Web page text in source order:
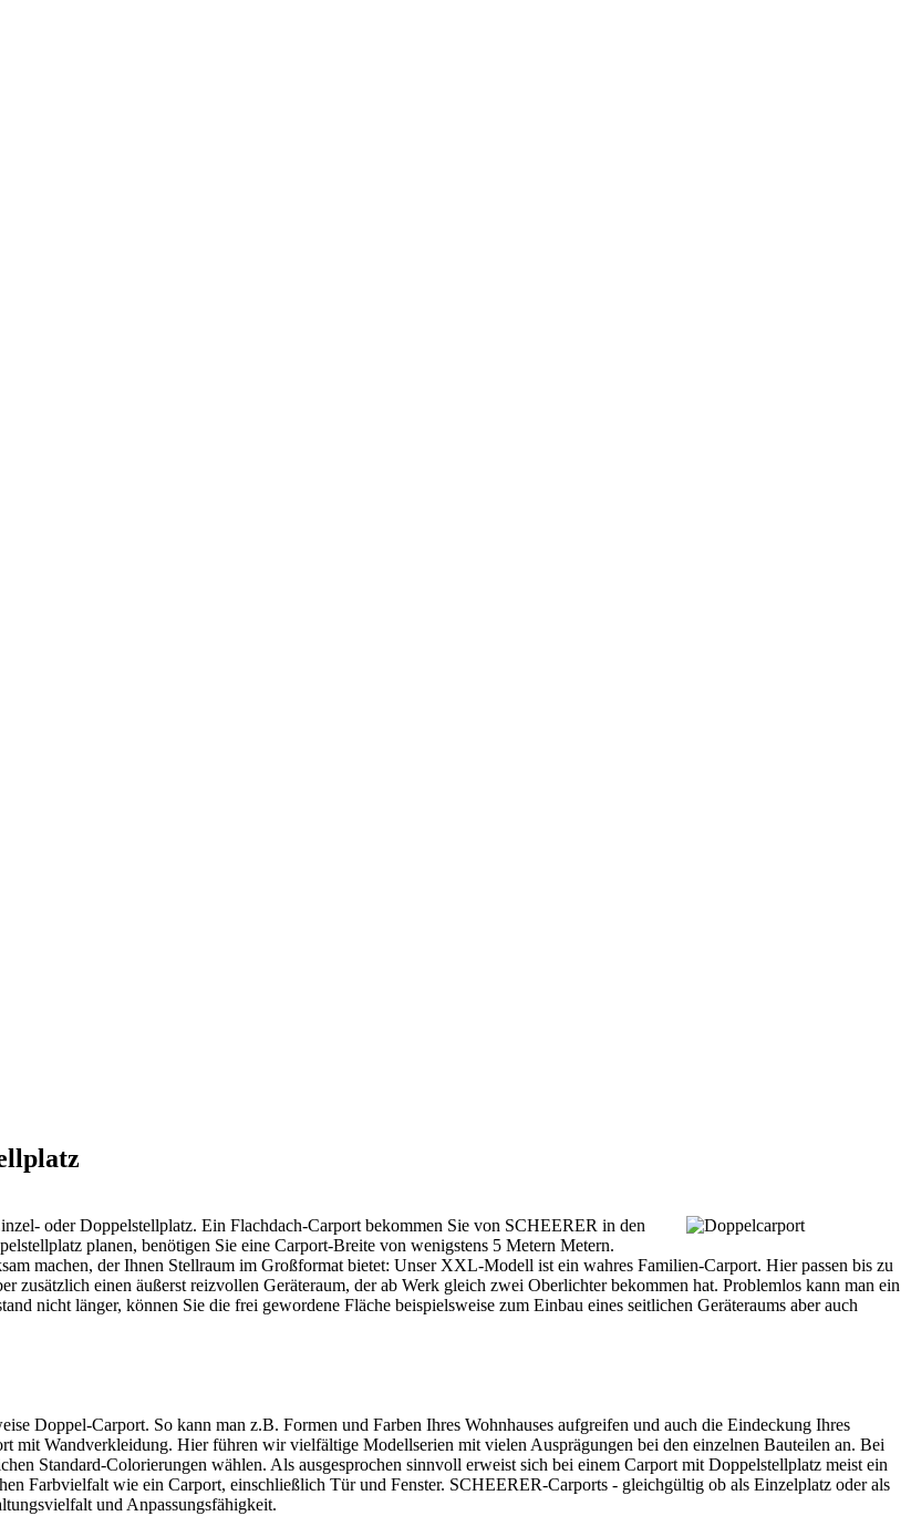
oder Doppelstellplatz. Ein Flachdach-Carport bekommen Sie von SCHEERER in den
planen, benötigen Sie eine Carport-Breite von wenigstens 5 Metern Metern.
machen, der Ihnen Stellraum im Großformat bietet: Unser XXL-Modell ist ein wahres Familien-Carport. Hier passen bis zu
einen äußerst reizvollen Geräteraum, der ab Werk gleich zwei Oberlichter bekommen hat. Problemlos kann man ein
nicht länger, können Sie die frei gewordene Fläche beispielsweise zum Einbau eines seitlichen Geräteraums aber auch
Doppel-Carport. So kann man z.B. Formen und Farben Ihres Wohnhauses aufgreifen und auch die Eindeckung Ihres
mit Wandverkleidung. Hier führen wir vielfältige Modellserien mit vielen Ausprägungen bei den einzelnen Bauteilen an. Bei
Standard-Colorierungen wählen. Als ausgesprochen sinnvoll erweist sich bei einem Carport mit Doppelstellplatz meist ein
Farbvielfalt wie ein Carport, einschließlich Tür und Fenster. SCHEERER-Carports - gleichgültig ob als Einzelplatz oder als
und Anpassungsfähigkeit.